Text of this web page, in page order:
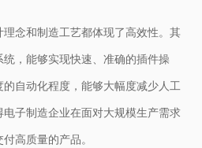
念和制造工艺都体现了高效性。其
，能够实现快速、准确的插件操
自动化程度，能够大幅度减少人工
子制造企业在面对大规模生产需求
高质量的产品。